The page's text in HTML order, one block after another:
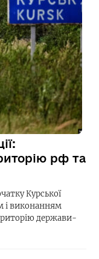
рф та
Курської
і виконанням
держави-